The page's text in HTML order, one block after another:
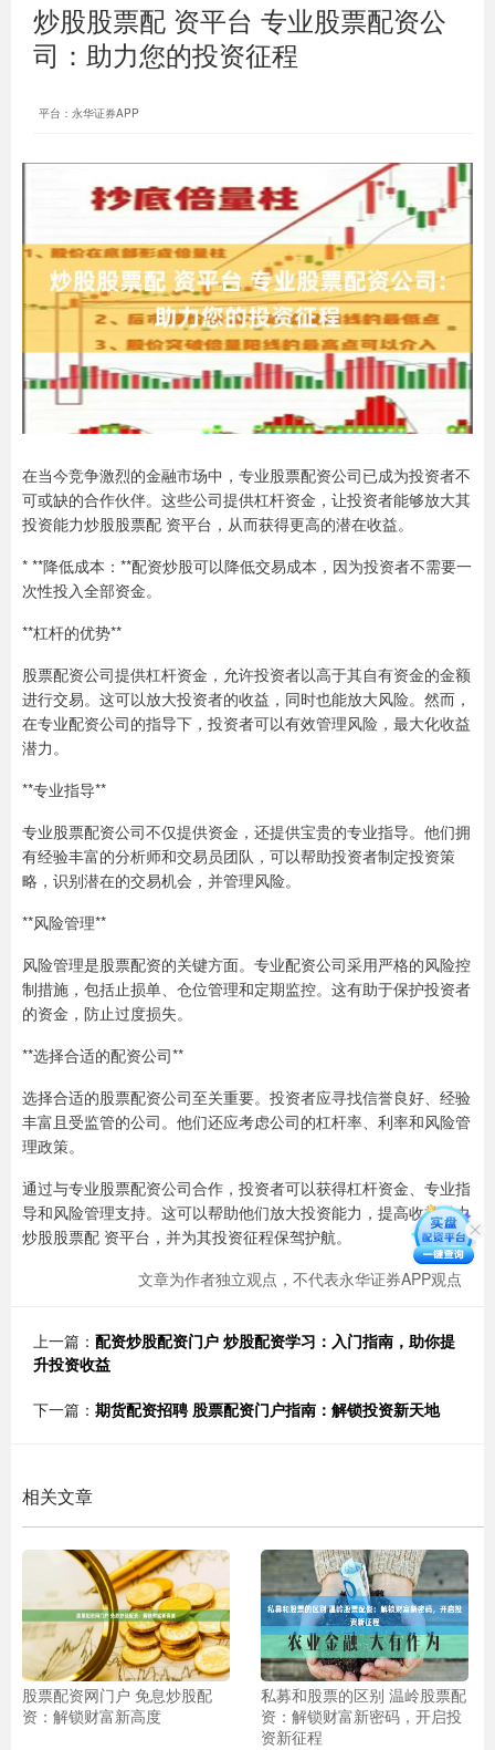
炒股股票配 资平台 专业股票配资公
司：助力您的投资征程
平台：永华证券APP
在当今竞争激烈的金融市场中，专业股票配资公司已成为投资者不
可或缺的合作伙伴。这些公司提供杠杆资金，让投资者能够放大其
投资能力炒股股票配 资平台，从而获得更高的潜在收益。
* **降低成本：**配资炒股可以降低交易成本，因为投资者不需要一
次性投入全部资金。
**杠杆的优势**
股票配资公司提供杠杆资金，允许投资者以高于其自有资金的金额
进行交易。这可以放大投资者的收益，同时也能放大风险。然而，
在专业配资公司的指导下，投资者可以有效管理风险，最大化收益
潜力。
**专业指导**
专业股票配资公司不仅提供资金，还提供宝贵的专业指导。他们拥
有经验丰富的分析师和交易员团队，可以帮助投资者制定投资策
略，识别潜在的交易机会，并管理风险。
**风险管理**
风险管理是股票配资的关键方面。专业配资公司采用严格的风险控
制措施，包括止损单、仓位管理和定期监控。这有助于保护投资者
的资金，防止过度损失。
**选择合适的配资公司**
选择合适的股票配资公司至关重要。投资者应寻找信誉良好、经验
丰富且受监管的公司。他们还应考虑公司的杠杆率、利率和风险管
理政策。
通过与专业股票配资公司合作，投资者可以获得杠杆资金、专业指
导和风险管理支持。这可以帮助他们放大投资能力，提高收益潜力
炒股股票配 资平台，并为其投资征程保驾护航。
文章为作者独立观点，不代表永华证券APP观点
上一篇： 配资炒股配资门户 炒股配资学习：入门指南，助你提
升投资收益
下一篇： 期货配资招聘 股票配资门户指南：解锁投资新天地
相关文章
股票配资网门户 免息炒股配
资：解锁财富新高度
私募和股票的区别 温岭股票配
资：解锁财富新密码，开启投
资新征程